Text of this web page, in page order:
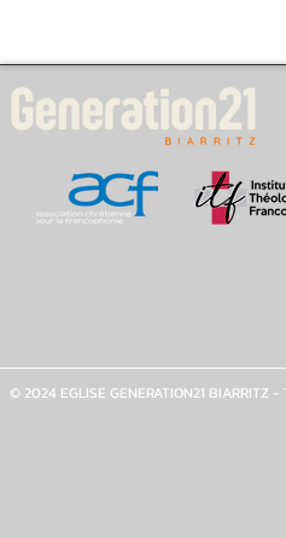
© 2024 EGLISE GENERATION21